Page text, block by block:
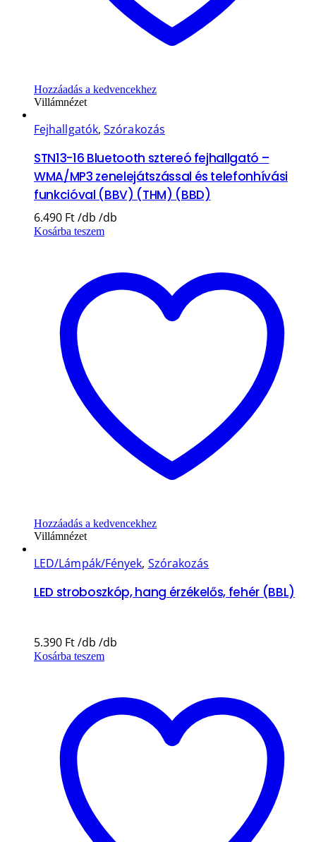
Hozzáadás a kedvencekhez
Villámnézet
Fejhallgatók,Szórakozás
STN13-16 Bluetooth sztereó fejhallgató –
WMA/MP3 zenelejátszással és telefonhívási
funkcióval (BBV) (THM) (BBD)
6.490 Ft
Kosárba teszem
Hozzáadás a kedvencekhez
Villámnézet
LED/Lámpák/Fények, Szórakozás
LED stroboszkóp, hang érzékelős, fehér (BBL)
5.390 Ft
Kosárba teszem